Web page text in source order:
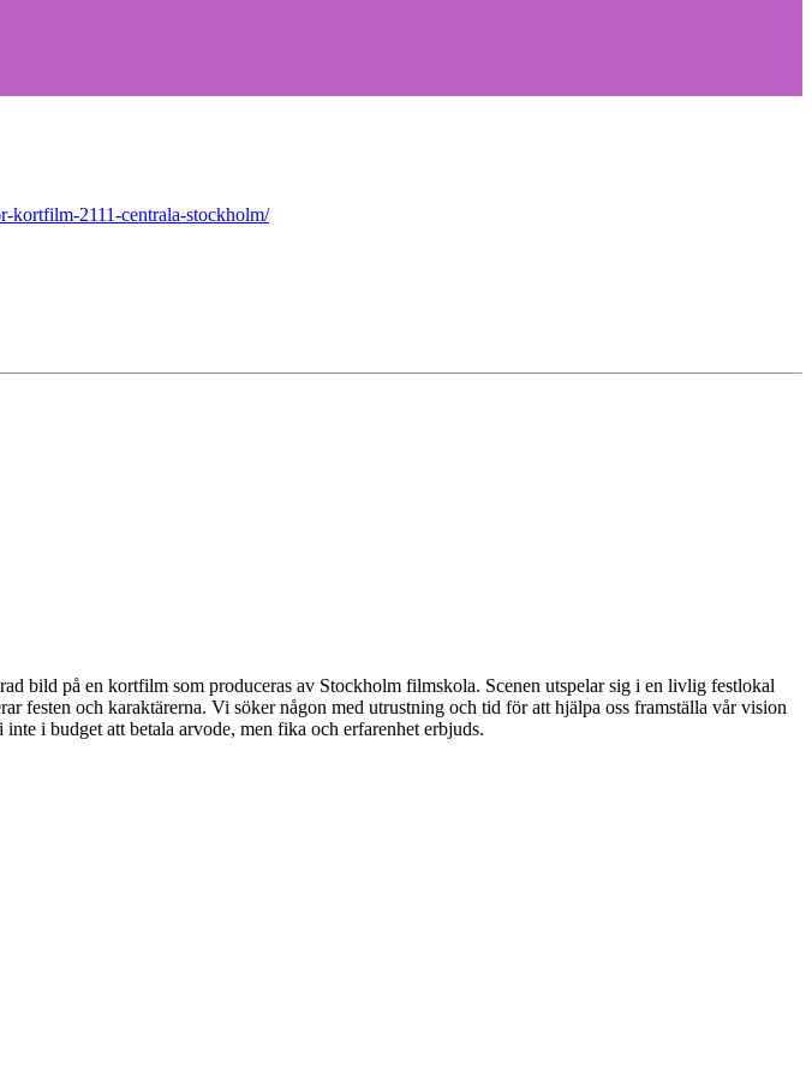
kortfilm-2111-centrala-stockholm/
bild på en kortfilm som produceras av Stockholm filmskola. Scenen utspelar sig i en livlig festlokal
festen och karaktärerna. Vi söker någon med utrustning och tid för att hjälpa oss framställa vår vision
i budget att betala arvode, men fika och erfarenhet erbjuds.